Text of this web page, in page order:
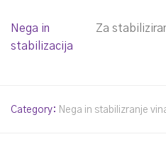
Nega in
stabilizacija
Za
Category: Nega in stabilizranje